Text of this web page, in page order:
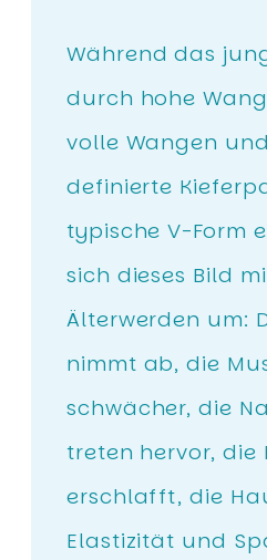
Während das
durch hohe
volle Wangen
definierte
typische V-Form
sich dieses Bild
Älterwerden um:
nimmt ab, die
schwächer, die
treten hervor, die
erschlafft, die
Elastizität und